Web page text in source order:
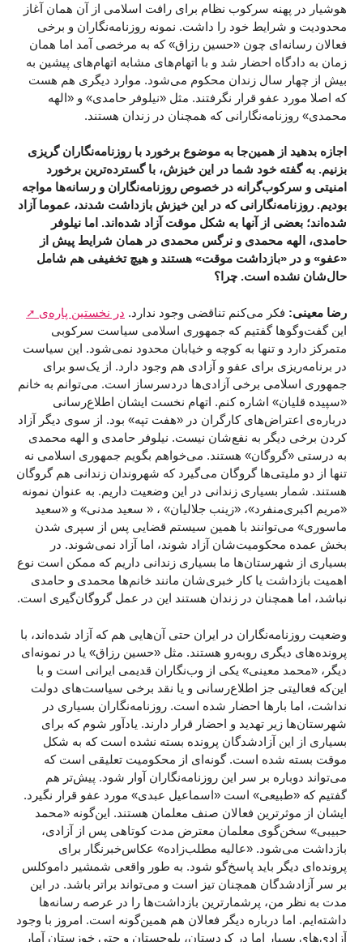
هوشیار در پهنه سرکوب نظام برای رافت اسلامی از آن همان آغاز
محدودیت و شرایط خود را داشت. نمونه روزنامه‌نگاران و برخی
فعالان رسانه‌ای چون «حسین رزاق» که به مرخصی آمد اما همان
زمان به دادگاه احضار شد و با اتهام‌های مشابه اتهام‌های پیشین به
بیش از چهار سال زندان محکوم می‌شود. موارد دیگری هم هست
که اصلا مورد عفو قرار نگرفتند. مثل «نیلوفر حامدی» و «الهه
محمدی» روزنامه‌نگارانی که همچنان در زندان هستند.
اجازه بدهید از همین‌جا به موضوع برخورد با روزنامه‌نگاران گریزی
بزنیم. به گفته خود شما در این خیزش، با گسترده‌ترین برخورد
امنیتی و سرکوب‌گرانه در خصوص روزنامه‌نگاران و رسانه‌ها مواجه
بودیم. روزنامه‌نگارانی که در این خیزش بازداشت شدند، عموما آزاد
شده‌اند؛ بعضی از آنها به شکل موقت آزاد شده‌اند. اما نیلوفر
حامدی، الهه محمدی و نرگس محمدی در همان شرایط پیش از
«عفو» و در «بازداشت موقت» هستند و هیچ تخفیفی هم شامل
حال‌شان نشده است. چرا؟
رضا معینی: فکر می‌کنم تناقضی وجود ندارد. در نخستین پاره‌‌ی
این گفت‌وگو‌ها گفتیم که جمهوری اسلامی سیاست سرکوبی
متمرکز دارد و تنها به کوچه و خیابان محدود نمی‌شود. این سیاست
در برنامه‌ریزی برای عفو و آزادی هم وجود دارد. از یک‌سو برای
جمهوری اسلامی برخی آزادی‌ها دردسرساز است. می‌توانم به خانم
«سپیده قلیان» اشاره کنم. اتهام نخست ایشان اطلاع‌رسانی
درباره‌ی اعتراض‌های کارگران در «هفت‌ تپه» بود. از سوی دیگر آزاد
کردن برخی دیگر به نفع‌شان نیست. نیلوفر حامدی و الهه محمدی
به درستی «گروگان» هستند. می‌خواهم بگویم جمهوری اسلامی نه
تنها از دو ملیتی‌ها گروگان می‌گیرد که شهروندان زندانی هم گروگان
هستند. شمار بسیاری زندانی در این وضعیت داریم. به عنوان نمونه
«مریم اکبری‌منفرد»، «زینب جلالیان» ، « سعید مدنی» و «سعید
ماسوری» می‌توانند با همین سیستم قضایی پس از سپری شدن
بخش عمده محکومیت‌شان آزاد شوند، اما آزاد نمی‌شوند. در
بسیاری از شهرستان‌ها ما بسیاری زندانی داریم که ممکن است نوع
اهمیت بازداشت یا کار خبری‌شان مانند خانم‌ها محمدی و حامدی
نباشد، اما همچنان در زندان هستند این در عمل گروگان‌گیری است.
وضعیت روزنامه‌نگاران در ایران حتی آن‌هایی هم که آزاد شده‌اند، با
پرونده‌های دیگری روبه‌رو هستند. مثل «حسین رزاق» یا در نمونه‌ای
دیگر، «محمد معینی» یکی از وب‌نگاران قدیمی ایرانی است و با
این‌که فعالیتی جز اطلاع‌رسانی و یا نقد برخی سیاست‌های دولت
نداشت، اما بارها احضار شده‌ است. روزنامه‌نگاران بسیاری در
شهرستان‌ها زیر تهدید و احضار قرار دارند. یادآور شوم که برای
بسیاری از این آزادشدگان پرونده بسته نشده است که به شکل
موقت بسته شده است. گونه‌ای از محکومیت‌ تعلیقی است که
می‌تواند دوباره بر سر این روزنامه‌نگاران آوار شود. پیش‌تر هم
گفتیم که «طبیعی» است «اسماعیل عبدی» مورد عفو قرار نگیرد.
ایشان از موثرترین فعالان صنف معلمان هستند. این‌گونه «محمد
حبیبی» سخن‌گوی معلمان معترض مدت کوتاهی پس از آزادی،
بازداشت می‌شود. «عالیه مطلب‌زاده» عکاس‌خبرنگار برای
پرونده‌ای دیگر باید پاسخ‌گو شود. به طور واقعی شمشیر داموکلس
بر سر آزادشدگان همچنان تیز است و می‌تواند براتر باشد. در این
مدت به نظر من، پرشمارترین بازداشت‌ها را در عرصه رسانه‌ها
داشته‌ایم. اما درباره دیگر فعالان هم همین‌گونه است. امروز با وجود
آزادی‌های بسیار اما در کردستان، بلوچستان و حتی خوزستان آمار